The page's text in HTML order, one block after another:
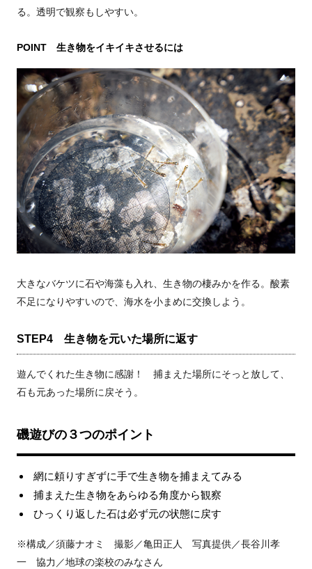
る。透明で観察もしやすい。
POINT 生き物をイキイキさせるには
大きなバケツに石や海藻も入れ、生き物の棲みかを作る。酸素
不足になりやすいので、海水を小まめに交換しよう。
STEP4 生き物を元いた場所に返す
遊んでくれた生き物に感謝！ 捕まえた場所にそっと放して、
石も元あった場所に戻そう。
磯遊びの３つのポイント
網に頼りすぎずに手で生き物を捕まえてみる
捕まえた生き物をあらゆる角度から観察
ひっくり返した石は必ず元の状態に戻す
※構成／須藤ナオミ 撮影／亀田正人 写真提供／長谷川孝
一 協力／地球の楽校のみなさん